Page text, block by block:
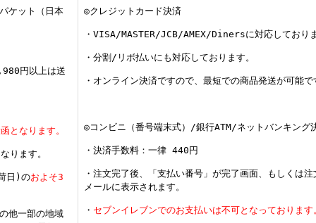
ケット（日本
円以上は送
となります。
ります。
日)のおよそ3
他一部の地域
◎クレジットカード決済
・VISA/MASTER/JCB/AMEX/Dinersに対応しており
・分割/リボ払いにも対応しております。
・オンライン決済ですので、最短での商品発送が可能で
◎コンビニ（番号端末式）/銀行ATM/ネットバンキング
・決済手数料：一律 440円
・注文完了後、「支払い番号」が完了画面、もしくは
メールに表示されます。
・ セブンイレブンでのお支払いは不可となっております